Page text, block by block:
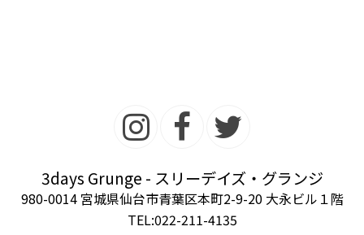
3days Grunge - スリーデイズ・グランジ
980-0014 宮城県仙台市青葉区本町2-9-20 大永ビル１階
TEL:022-211-4135